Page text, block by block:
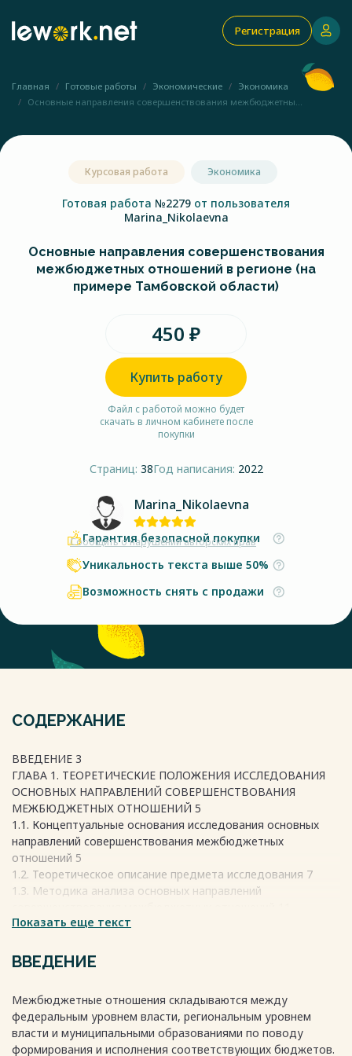
Регистрация
Главная Готовые работы Экономические
Экономика
Основные направления совершенствования межбюджетны...
Курсовая работа Экономика
Готовая работа №2279 от пользователя
Marina_Nikolaevna
Основные направления совершенствования
межбюджетных отношений в регионе (на
примере Тамбовской области)
450 ₽
Купить работу
Файл с работой можно будет
скачать в личном кабинете после
покупки
Страниц: 38Год написания: 2022
Marina_Nikolaevna
Сообщить о нарушении авторских прав
Гарантия безопасной покупки
Уникальность текста выше 50%
Возможность снять с продажи
СОДЕРЖАНИЕ
ВВЕДЕНИЕ 3
ГЛАВА 1. ТЕОРЕТИЧЕСКИЕ ПОЛОЖЕНИЯ ИССЛЕДОВАНИЯ
ОСНОВНЫХ НАПРАВЛЕНИЙ СОВЕРШЕНСТВОВАНИЯ
МЕЖБЮДЖЕТНЫХ ОТНОШЕНИЙ 5
1.1. Концептуальные основания исследования основных
направлений совершенствования межбюджетных
отношений 5
1.2. Теоретическое описание предмета исследования 7
1.3. Методика анализа основных направлений
ГЛАВА 2. ОСНОВНЫЕ ПРОБЛЕМЫ СОЦИАЛЬНО-
2.1. Краткая географическая и социально-экономическая
характеристика Тамбовской области 23
показателей развития региона за период 2019-2021 гг. 24
2.3. Анализ отраслевой структуры валового регионального
продукта Тамбовской области за 2019-2021 гг. 28
Показать еще текст
ВВЕДЕНИЕ
Межбюджетные отношения складываются между
федеральным уровнем власти, региональным уровнем
власти и муниципальными образованиями по поводу
формирования и исполнения соответствующих бюджетов.